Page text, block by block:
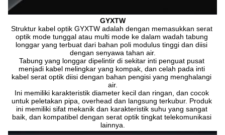
GYXTW
Struktur kabel optik GYXTW adalah dengan memasukkan serat
optik mode tunggal atau multi mode ke dalam wadah tabung
longgar yang terbuat dari bahan poli modulus tinggi dan diisi
dengan senyawa tahan air.
Tabung yang longgar dipelintir di sekitar inti penguat pusat
menjadi kabel melingkar yang kompak, dan celah pada inti
kabel serat optik diisi dengan bahan pengisi yang menghalangi
air.
Ini memiliki karakteristik diameter kecil dan ringan, dan cocok
untuk peletakan pipa, overhead dan langsung terkubur. Produk
ini memiliki sifat mekanik dan karakteristik suhu yang sangat
baik, dan kompatibel dengan serat optik tingkat telekomunikasi
lainnya.